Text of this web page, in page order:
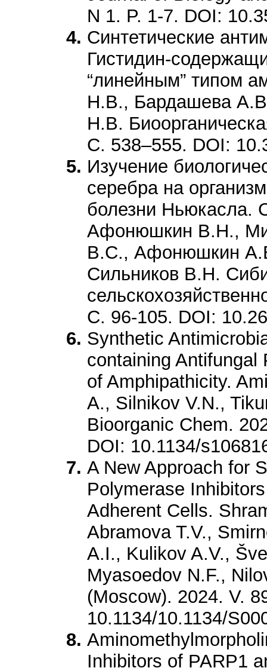
N 1. P. 1-7. DOI:
Синтетические
Гистидин-
“линейным” типом
Н.В., Бардашева
Н.В.
С. 538–555. DOI:
Изучение
серебра на
болезни Ньюкасла.
Афонюшкин В.Н.,
В.С., Афонюшкин
Сильников В.Н.
C. 96-105. DOI:
Synthetic
containing Antifungal
of Amphipathicity.
A., Silnikov V.N.,
Bioorganic Chem.
DOI: 10.1134/
A New Approach for
Polymerase
Adherent Cells.
Abramova T.V.,
A.I., Kulikov A.V.,
Myasoedov N.F.,
(Moscow). 2024. V.
10.1134/10.1134/
Inhibitors of PARP1